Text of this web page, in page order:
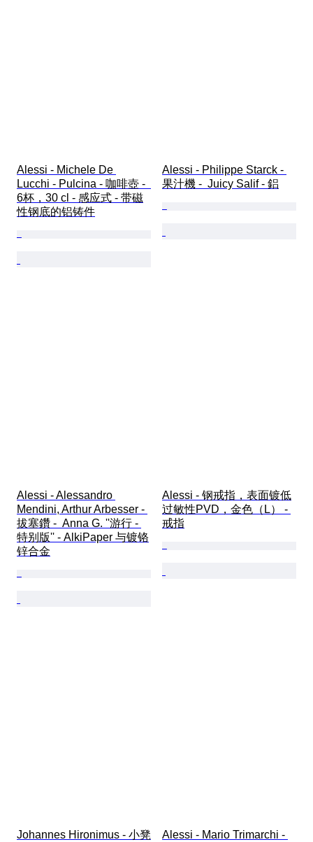
Alessi - Michele De
Lucchi - Pulcina - 咖啡壺 -
6杯，30 cl - 感应式 - 带磁
性钢底的铝铸件
Alessi - Philippe Starck -
果汁機 -  Juicy Salif - 鋁
Alessi - Alessandro
Mendini, Arthur Arbesser -
拔塞鑽 -  Anna G. ''游行 -
特别版'' - AlkiPaper 与镀铬
锌合金
Alessi - 钢戒指，表面镀低
过敏性PVD，金色（L） -
戒指
Johannes Hironimus - 小凳
Alessi - Mario Trimarchi -